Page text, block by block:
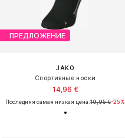
ПРЕДЛОЖЕНИЕ
JAKO
Спортивные носки
14,96 €
Последняя самая низкая цена:19,95 €-25%